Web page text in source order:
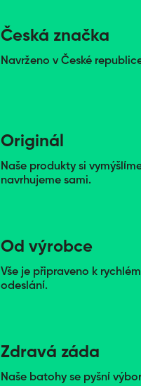
Česká značka
Navrženo v České
Originál
Naše produkty si
navrhujeme sami.
Od výrobce
Vše je připraveno k
odeslání.
Zdravá záda
Naše batohy se pyšní